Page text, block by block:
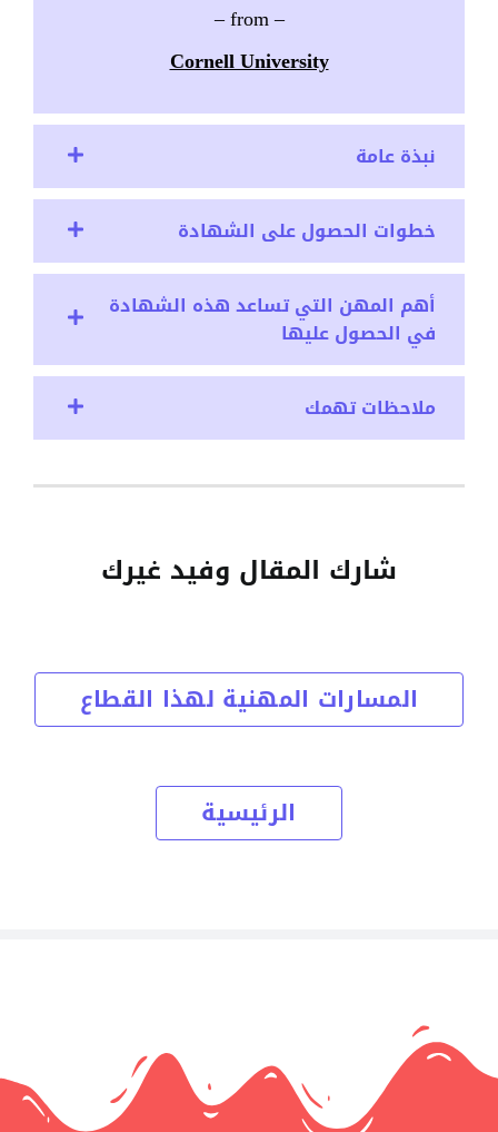
– from –
Cornell University
نبذة عامة
خطوات الحصول على الشهادة
أهم المهن التي تساعد هذه الشهادة
في الحصول عليها
ملاحظات تهمك
شارك المقال وفيد غيرك
المسارات المهنية لهذا القطاع
الرئيسية